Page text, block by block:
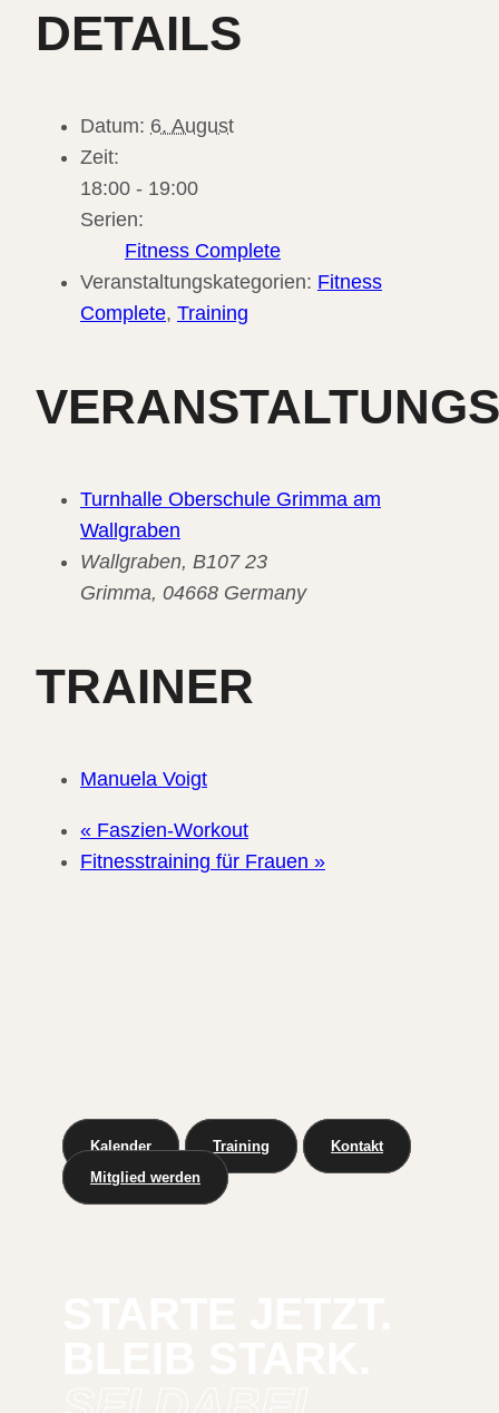
DETAILS
Datum: 6. August
Zeit:
18:00 - 19:00
Serien:
Fitness Complete
Veranstaltungskategorien: Fitness
Complete, Training
Turnhalle Oberschule Grimma am
Wallgraben
Wallgraben, B107 23
Grimma, 04668 Germany
TRAINER
Manuela Voigt
« Faszien-Workout
Fitnesstraining für Frauen »
Kalender Training
Kontakt
Mitglied werden